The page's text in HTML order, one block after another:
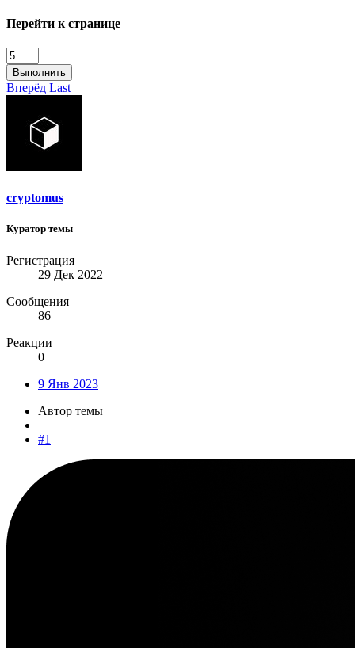
Перейти к странице
Выполнить
Вперёд Last
cryptomus
Куратор темы
Регистрация
29 Дек 2022
Сообщения
86
Реакции
0
9 Янв 2023
Автор темы
#1